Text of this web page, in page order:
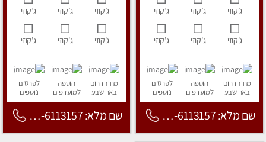
ג’קוזי ג’קוזי ג’קוזי
ג’קוזי ג’קוזי ג’קוזי
מחוז דרום
באר שבע
הוספה
למועדפים
לפרטים
נוספים
שם מלא: 053-6113157
ג’קוזי ג’קוזי ג’קוזי
ג’קוזי ג’קוזי ג’קוזי
מחוז דרום
באר שבע
הוספה
למועדפים
לפרטים
נוספים
שם מלא: 053-6113157